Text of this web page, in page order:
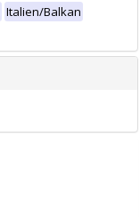
Italien/Balkan